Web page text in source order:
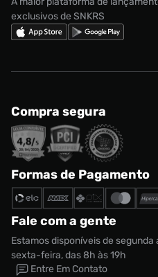
exclusivos de SNKRS
Compra segura
Formas de Pagamento
Fale com a gente
Estamos disponíveis de segunda
sexta-feira, das 8h às 19h
Entre Em Contato